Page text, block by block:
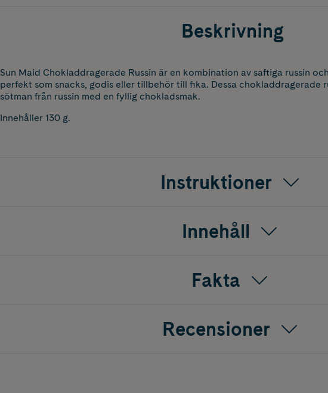
Beskrivning
Sun Maid Chokladdragerade Russin är en kombination av saftiga russin
perfekt som snacks, godis eller tillbehör till fika. Dessa chokladdragerade
sötman från russin med en fyllig chokladsmak.
Innehåller 130 g.
Instruktioner
Innehåll
Fakta
Recensioner